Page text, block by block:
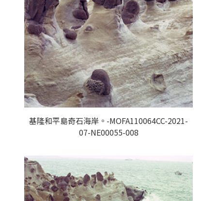
基隆和平島奇石海岸。-MOFA110064CC-2021-
07-NE00055-008